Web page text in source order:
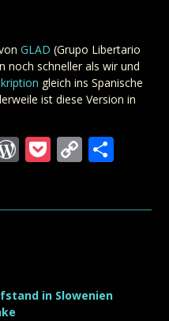
GLAD (Grupo Libertario
noch schneller als wir und
gleich ins Spanische
ist diese Version in
WordPress
Pocket
Copy
in Slowenien